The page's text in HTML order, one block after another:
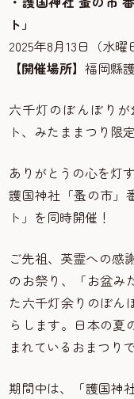
ト」
2025年8月13日（水
【開催場所】福岡縣
六千灯のぼんぼり
ト、みたままつり限
ありがとうの心を灯
護国神社「蚤の市」
ト」を同時開催！
ご先祖、英霊への感
のお祭り、「お盆み
た六千灯余りのぼん
らします。日本の夏
まれているおまつりで
期間中は、「護国神